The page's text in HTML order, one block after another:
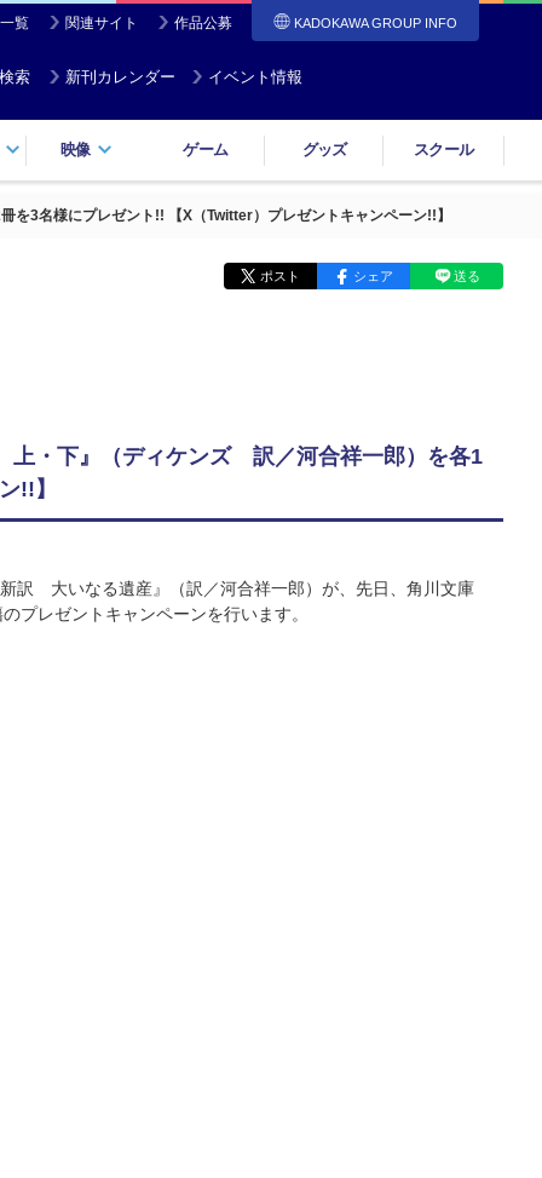
覧 関連サイト 作品公募 KADOKAWA GROUP INFO
索 新刊カレンダー イベント情報
映像 ゲーム グッズ スクール
3名様にプレゼント!! 【X（Twitter）プレゼントキャンペーン!!】
ポスト シェア 送る
・下』（ディケンズ 訳／河合祥一郎）を各1
!!】
訳 大いなる遺産』（訳／河合祥一郎）が、先日、角川文庫
プレゼントキャンペーンを行います。